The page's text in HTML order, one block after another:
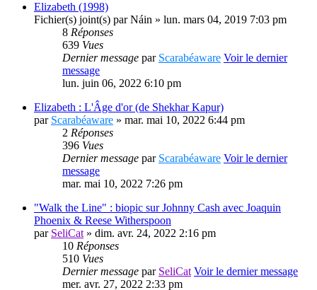
Elizabeth (1998)
Fichier(s) joint(s) parNáin » lun. mars 04, 2019 7:03 pm
8 Réponses
639 Vues
Dernier message par Scarabéaware Voir le dernier
message
lun. juin 06, 2022 6:10 pm
Elizabeth : L'Âge d'or (de Shekhar Kapur)
par Scarabéaware » mar. mai 10, 2022 6:44 pm
2 Réponses
396 Vues
Dernier message par Scarabéaware Voir le dernier
message
mar. mai 10, 2022 7:26 pm
"Walk the Line" : biopic sur Johnny Cash avec Joaquin
Phoenix & Reese Witherspoon
par SeliCat» dim. avr. 24, 2022 2:16 pm
10 Réponses
510 Vues
Dernier message par SeliCat Voir le dernier message
mer. avr. 27, 2022 2:33 pm